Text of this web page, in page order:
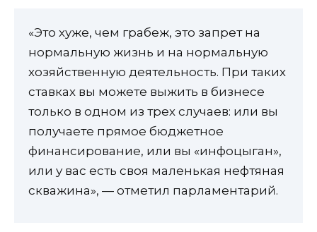
«Это хуже, чем грабеж, это запрет на
нормальную жизнь и на нормальную
хозяйственную деятельность. При таких
ставках вы можете выжить в бизнесе
только в одном из трех случаев: или вы
получаете прямое бюджетное
финансирование, или вы «инфоцыган»,
или у вас есть своя маленькая нефтяная
скважина», — отметил парламентарий.